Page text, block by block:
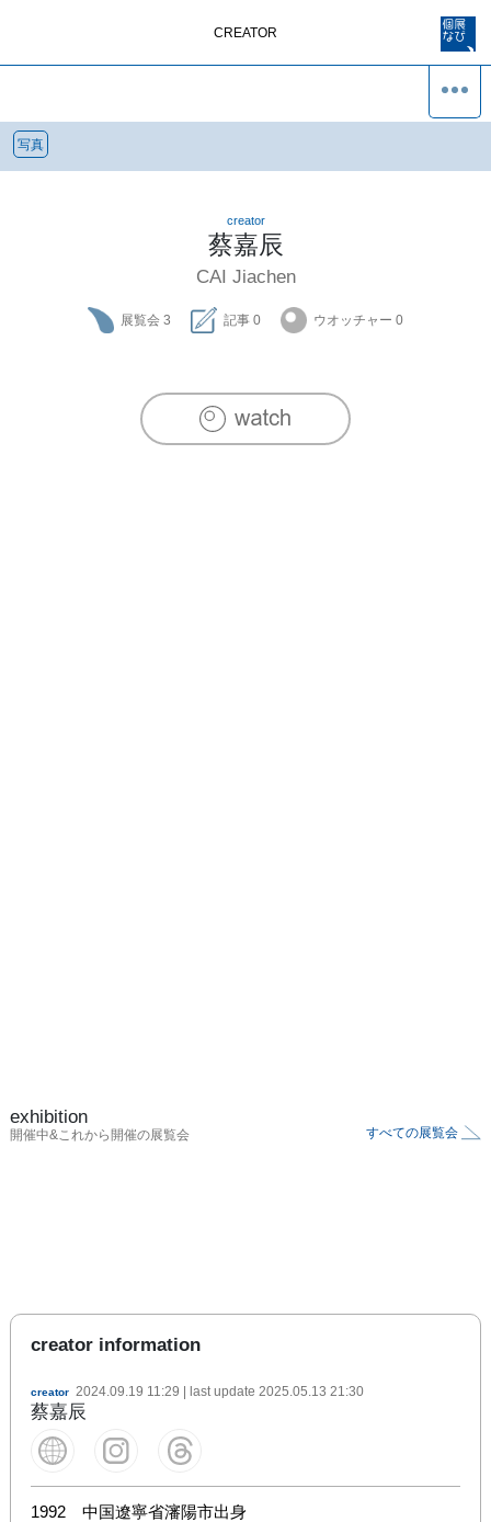
CREATOR
写真
creator
蔡嘉辰
CAI Jiachen
展覧会 3 記事 0 ウオッチャー 0
exhibition
開催中&これから開催の展覧会 すべての展覧会
creator information
creator 2024.09.19 11:29 | last update 2025.05.13 21:30
蔡嘉辰
1992　中国遼寧省瀋陽市出身